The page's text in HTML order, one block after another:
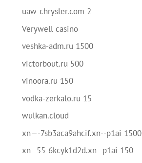
uaw-chrysler.com 2
Verywell casino
veshka-adm.ru 1500
victorbout.ru 500
vinoora.ru 150
vodka-zerkalo.ru 15
wulkan.cloud
xn—-7sb3aca9ahcif.xn--p1ai 1500
xn--55-6kcyk1d2d.xn--p1ai 150